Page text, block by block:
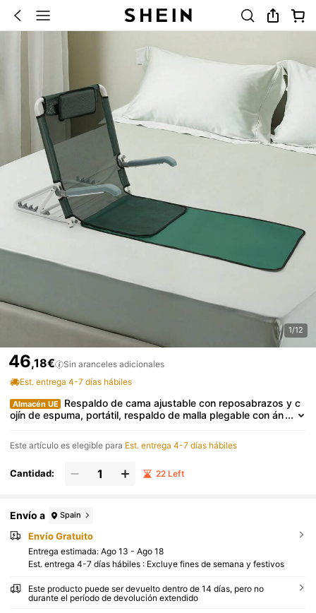
1/12
46,18€
Sin aranceles adicionales
Est. entrega 4-7 días hábiles
Almacén UE
Respaldo de cama ajustable con reposabrazos y c
ojín de espuma, portátil, respaldo de malla plegable con án
Este artículo es elegible para Est. entrega 4-7 días hábiles
Cantidad: 22 Left
Envío a Spain
Envío Gratuito
Entrega estimada: Ago 13 - Ago 18
Est. entrega 4-7 días hábiles : Excluye fines de semana y festivos
Este producto puede ser devuelto dentro de 14 días, pero no
durante el período de devolución extendido